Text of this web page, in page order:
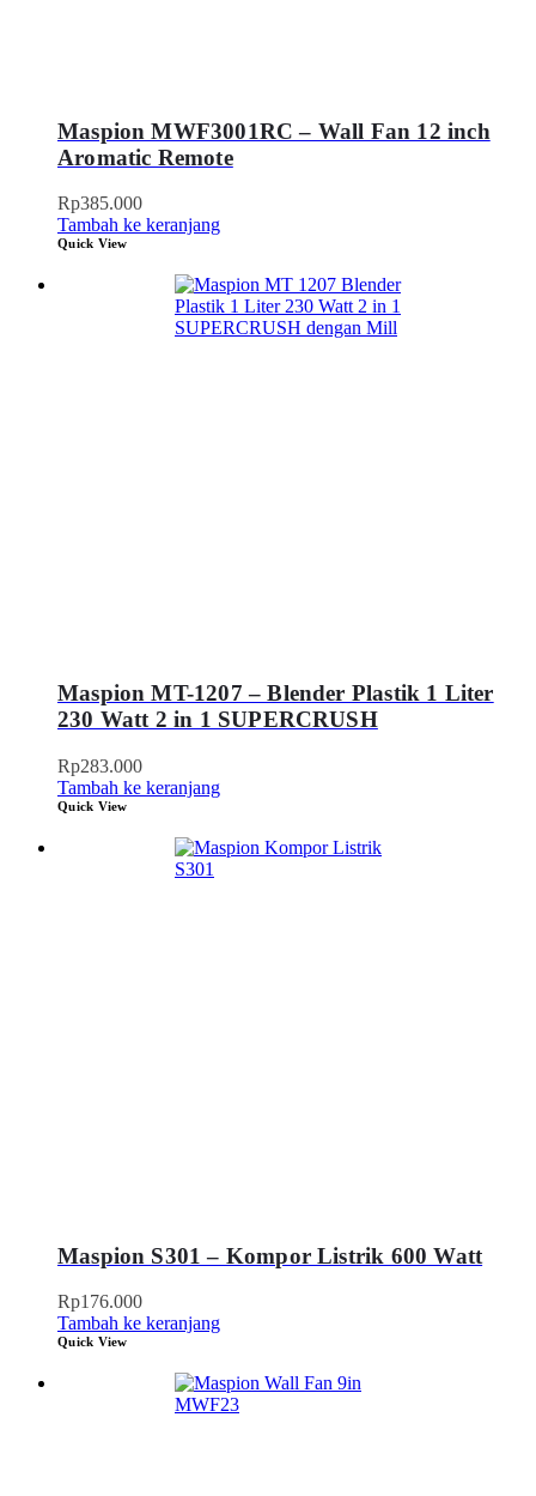
Maspion MWF3001RC – Wall Fan 12 inch
Aromatic Remote
Rp385.000
Tambah ke keranjang
Quick View
Maspion MT-1207 – Blender Plastik 1 Liter
230 Watt 2 in 1 SUPERCRUSH
Rp283.000
Tambah ke keranjang
Quick View
Maspion S301 – Kompor Listrik 600 Watt
Rp176.000
Tambah ke keranjang
Quick View